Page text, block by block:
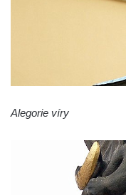
Sloup Panny Marie
Sloup Panny Marie
Sloup Panny Marie
Sloup Panny Marie
Sloup s kaplicí v
Sloup Panny Marie
Sloup Panny Marie
Ploučnicí
Alegorie víry